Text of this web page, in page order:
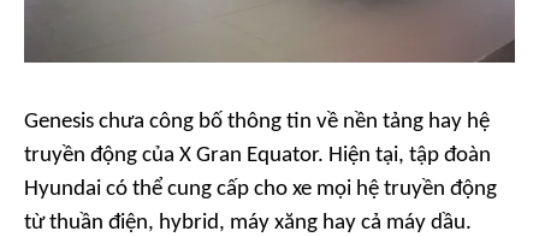
Genesis chưa công bố thông tin về nền tảng hay hệ
truyền động của X Gran Equator. Hiện tại, tập đoàn
Hyundai có thể cung cấp cho xe mọi hệ truyền động
từ thuần điện, hybrid, máy xăng hay cả máy dầu.